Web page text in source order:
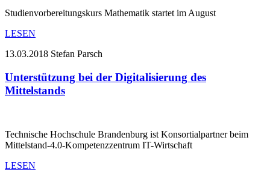
Studienvorbereitungskurs Mathematik startet im August
LESEN
13.03.2018 Stefan Parsch
Unterstützung bei der Digitalisierung des
Mittelstands
Technische Hochschule Brandenburg ist Konsortialpartner beim
Mittelstand-4.0-Kompetenzzentrum IT-Wirtschaft
LESEN